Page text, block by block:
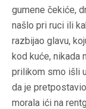
gumene čekiće,
našlo pri ruci ili
razbijao glavu,
kod kuće, nikada
prilikom smo išli
da je
morala ići na